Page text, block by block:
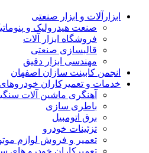
ابزارآلات و ابزار صنعتی
صنعت هیدرولیک و
فروشگاه ابزار آلات
قالبسازی صنعتی
مهندسی ابزار دقیق
انجمن کابینت سازان اصفهان
خدمات و تعمیرکاران
آهنگری ماشین آلات
باطری سازی
برق اتومبیل
تزئینات خودرو
تعمیر و فروش لوازم